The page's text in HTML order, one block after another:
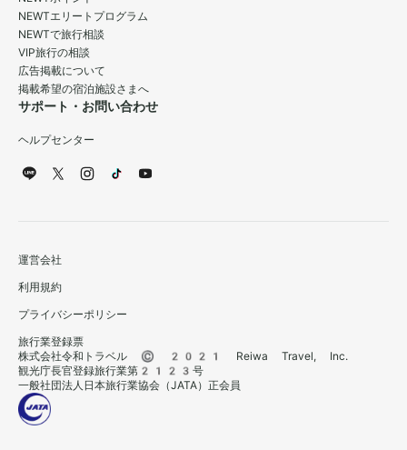
NEWTエリートプログラム
NEWTで旅行相談
VIP旅行の相談
広告掲載について
掲載希望の宿泊施設さまへ
サポート・お問い合わせ
ヘルプセンター
運営会社
利用規約
プライバシーポリシー
旅行業登録票
株式会社令和トラベル © 2021 Reiwa Travel, Inc.
観光庁長官登録旅行業第2123号
一般社団法人日本旅行業協会（JATA）正会員